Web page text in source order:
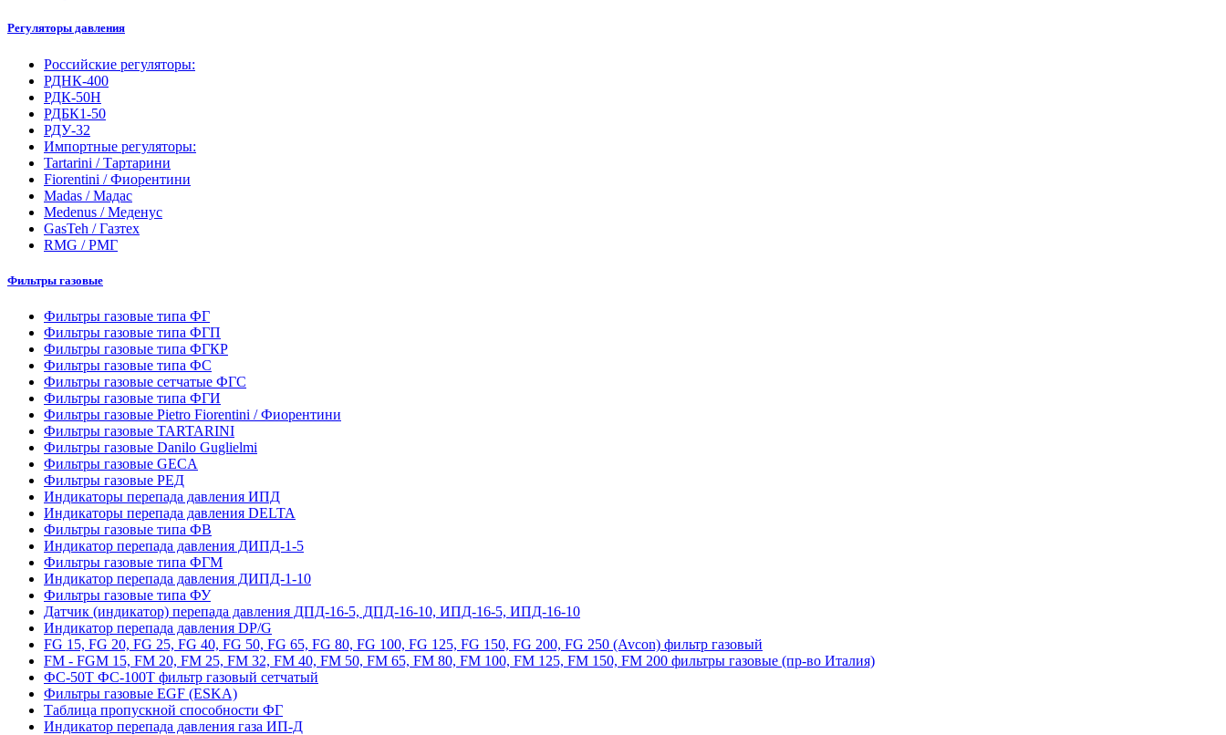
Регуляторы давления
Российские регуляторы:
РДНК-400
РДК-50Н
РДБК1-50
РДУ-32
Импортные регуляторы:
Tartarini / Тартарини
Fiorentini / Фиорентини
Madas / Мадас
Medenus / Меденус
GasTeh / Газтех
RMG / РМГ
Фильтры газовые
Фильтры газовые типа ФГ
Фильтры газовые типа ФГП
Фильтры газовые типа ФГКР
Фильтры газовые типа ФС
Фильтры газовые сетчатые ФГС
Фильтры газовые типа ФГИ
Фильтры газовые Pietro Fiorentini / Фиорентини
Фильтры газовые TARTARINI
Фильтры газовые Danilo Guglielmi
Фильтры газовые GECA
Фильтры газовые РЕД
Индикаторы перепада давления ИПД
Индикаторы перепада давления DELTA
Фильтры газовые типа ФВ
Индикатор перепада давления ДИПД-1-5
Фильтры газовые типа ФГМ
Индикатор перепада давления ДИПД-1-10
Фильтры газовые типа ФУ
Датчик (индикатор) перепада давления ДПД-16-5, ДПД-16-10, ИПД-16-5, ИПД-16-10
Индикатор перепада давления DP/G
FG 15, FG 20, FG 25, FG 40, FG 50, FG 65, FG 80, FG 100, FG 125, FG 150, FG 200, FG 250 (Avcon) фильтр газовый
FM - FGM 15, FM 20, FM 25, FM 32, FM 40, FM 50, FM 65, FM 80, FM 100, FM 125, FM 150, FM 200 фильтры газовые (пр-во Италия)
ФС-50Т ФС-100Т фильтр газовый сетчатый
Фильтры газовые EGF (ESKA)
Таблица пропускной способности ФГ
Индикатор перепада давления газа ИП-Д